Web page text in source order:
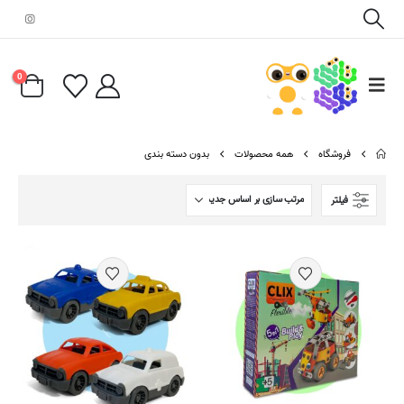
0
فروشگاه همه محصولات بدون دسته بندی
فیلتر